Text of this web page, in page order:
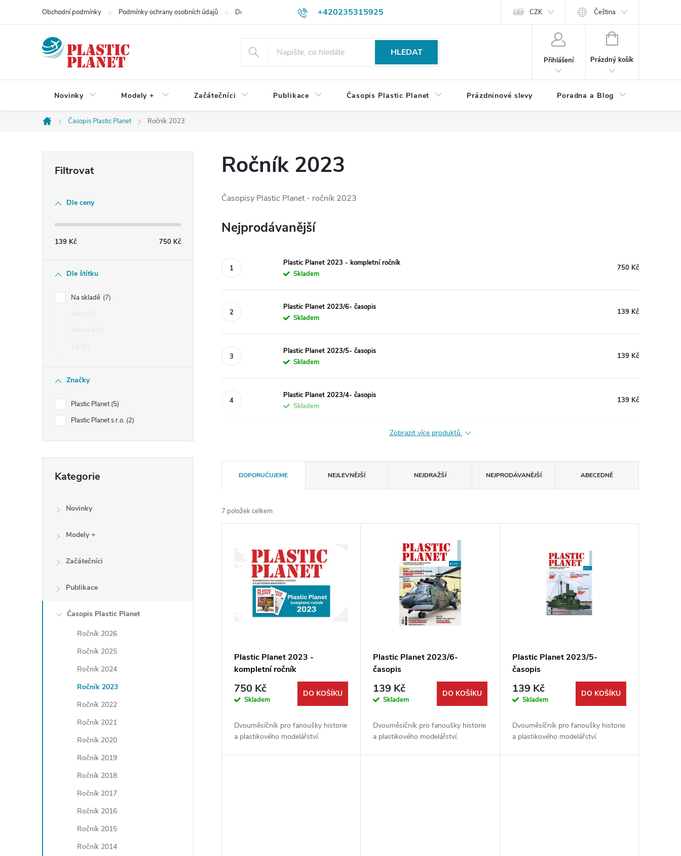
+420235315925
shop@plasticplanet.cz
Obchodní podmínky Podmínky ochrany osobních údajů Dodací a platební podmínky Podmínky vrácení peněz Hodnocení obchodu
CZK Čeština
HLEDAT
Přihlášení
NÁKUPNÍ
Prázdný košík
Novinky Modely + Začátečníci Publikace Časopis Plastic Planet Prázdninové slevy Poradna a Blog
Domů
Časopis Plastic Planet Ročník 2023
n
Dle ceny
139 Kč 750 Kč
Dle štítku
Na skladě 7
Značky
Plastic Planet 5
Plastic Planet s.r.o. 2
kategorie
Kategorie
Novinky
Modely +
Začátečníci
Publikace
Časopis Plastic Planet
Ročník 2026
Ročník 2025
Ročník 2024
Ročník 2023
Ročník 2022
Ročník 2021
Ročník 2020
Ročník 2019
Ročník 2018
Ročník 2017
Ročník 2016
Ročník 2015
Ročník 2014
Ročník 2023
Časopisy Plastic Planet - ročník 2023
Nejprodávanější
Plastic Planet 2023 - kompletní ročník
Skladem
750 Kč
Plastic Planet 2023/6- časopis
Skladem
139 Kč
Plastic Planet 2023/5- časopis
Skladem
139 Kč
Plastic Planet 2023/4- časopis
Skladem
139 Kč
Zobrazit více produktů
a
z
k
DOPORUČUJEME NEJLEVNĚJŠÍ NEJDRAŽŠÍ NEJPRODÁVANĚJŠÍ ABECEDNĚ
7 položek celkem
u
Plastic Planet 2023 -
kompletní ročník
750 Kč
Skladem
DO KOŠÍKU
Dvouměsíčník pro fanoušky historie
a plastikového modelářství.
Plastic Planet 2023/6-
časopis
139 Kč
Skladem
DO KOŠÍKU
Dvouměsíčník pro fanoušky historie
a plastikového modelářství.
Plastic Planet 2023/5-
časopis
139 Kč
Skladem
DO KOŠÍKU
Dvouměsíčník pro fanoušky historie
a plastikového modelářství.